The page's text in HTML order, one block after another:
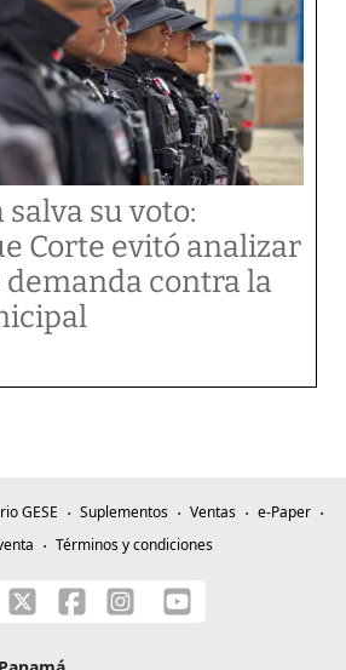
su voto:
Corte evitó analizar
demanda contra la
GESE Suplementos Ventas
e-Paper
Términos y condiciones